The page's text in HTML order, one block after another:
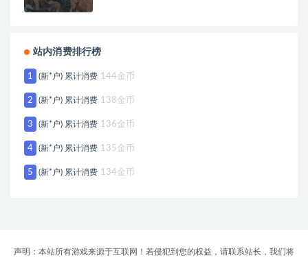
站内消费排行榜
1 (新*户) 累计消费 144金币
2 (新*户) 累计消费 138金币
3 (新*户) 累计消费 136金币
4 (新*户) 累计消费 135金币
5 (新*户) 累计消费 134金币
声明：本站所有游戏来源于互联网！若侵犯到您的权益，请联系站长，我们将